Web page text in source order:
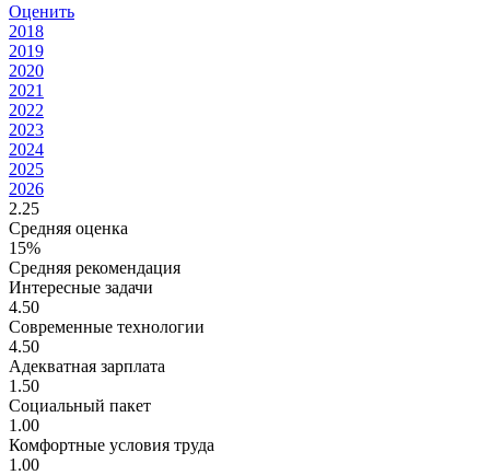
Оценить
2018
2019
2020
2021
2022
2023
2024
2025
2026
2.25
Средняя оценка
15%
Средняя рекомендация
Интересные задачи
4.50
Современные технологии
4.50
Адекватная зарплата
1.50
Социальный пакет
1.00
Комфортные условия труда
1.00